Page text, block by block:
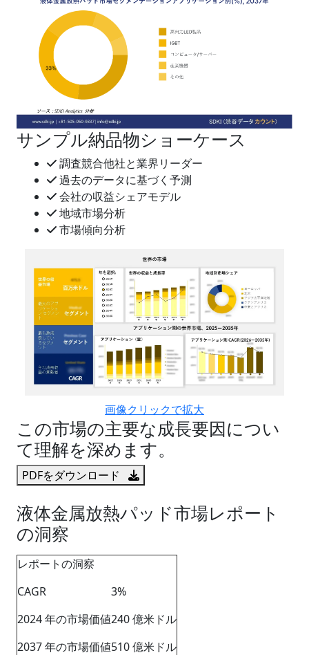
サンプル納品物ショーケース
調査競合他社と業界リーダー
過去のデータに基づく予測
会社の収益シェアモデル
地域市場分析
市場傾向分析
画像クリックで拡大
この市場の主要な成長要因につい
て理解を深めます。
PDFをダウンロード
液体金属放熱パッド市場レポート
の洞察
レポートの洞察
CAGR
3%
2024 年の市場価値240 億米ドル
2037 年の市場価値510 億米ドル